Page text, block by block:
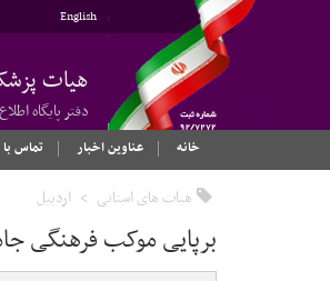
English
هیات
دفتر پایگاه
خانه
عناوین اخبار تماس
هیات های استانی اردبیل
برپایی موکب فرهنگی